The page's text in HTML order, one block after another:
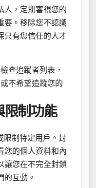
人，定期審視您的
要。移除您不認識
只有您信任的人才
查追蹤者列表，
不希望追蹤您的
限制功能
限制特定用戶。封
您的個人資料和內
讓您在不完全封鎖
的互動。